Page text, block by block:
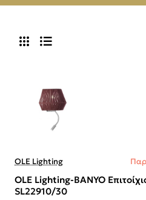
OLE Lighting
OLE Lighting-BANYO
SL22910/30